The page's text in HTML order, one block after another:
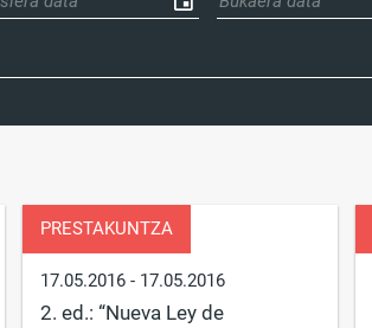
PRESTAKUNTZA
17.05.2016- 17.05.2016
2. ed.: “Nueva Ley de